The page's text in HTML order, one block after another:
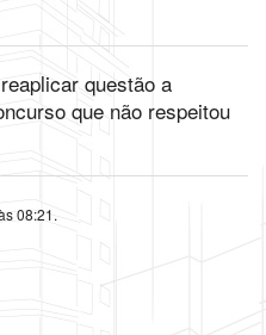
questão a
que não respeitou
08:21.